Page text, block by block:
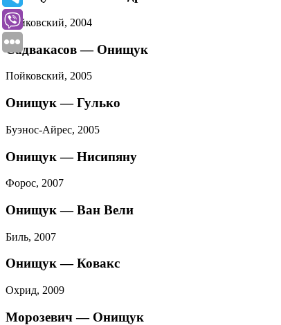
Пойковский, 2004
Садвакасов — Онищук
Пойковский, 2005
Онищук — Гулько
Буэнос-Айрес, 2005
Онищук — Нисипяну
Форос, 2007
Онищук — Ван Вели
Биль, 2007
Онищук — Ковакс
Охрид, 2009
Морозевич — Онищук